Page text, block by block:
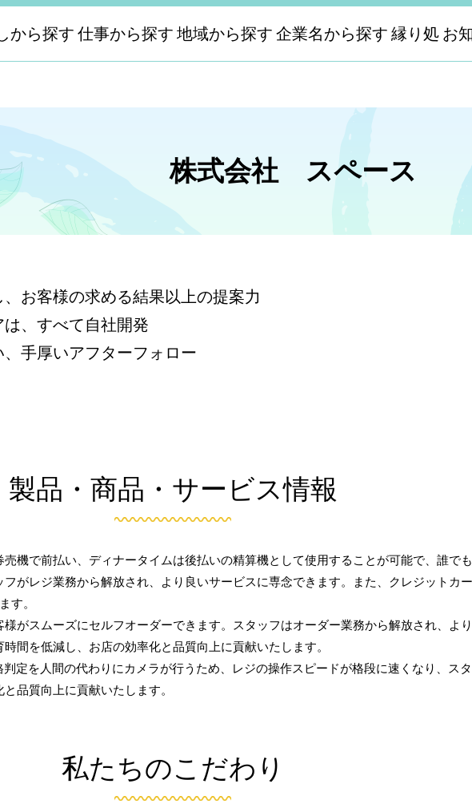
から探す 仕事から探す 地域から探す 企業名から探す 縁り処 お
株式会社 スペース
、お客様の求める結果以上の提案力
は、すべて自社開発
、手厚いアフターフォロー
製品・商品・サービス情報
機で前払い、ディナータイムは後払いの精算機として使用することが可能で、誰で
がレジ業務から解放され、より良いサービスに専念できます。また、クレジットカ
す。
がスムーズにセルフオーダーできます。スタッフはオーダー業務から解放され、よ
間を低減し、お店の効率化と品質向上に貢献いたします。
定を人間の代わりにカメラが行うため、レジの操作スピードが格段に速くなり、ス
品質向上に貢献いたします。
私たちのこだわり